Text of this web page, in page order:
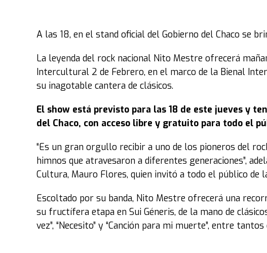
A las 18, en el stand oficial del Gobierno del Chaco se
La leyenda del rock nacional Nito Mestre ofrecerá
Intercultural 2 de Febrero, en el marco de la Bienal
su inagotable cantera de clásicos.
El show está previsto para las 18 de este jueves y
del Chaco, con acceso libre y gratuito para todo el
“Es un gran orgullo recibir a uno de los pioneros del
himnos que atravesaron a diferentes generaciones”,
Cultura, Mauro Flores, quien invitó a todo el público de
Escoltado por su banda, Nito Mestre ofrecerá una
su fructífera etapa en Sui Géneris, de la mano de
vez”, “Necesito” y “Canción para mi muerte”, entre